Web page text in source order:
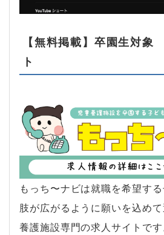
【無料掲載】卒園生対
ト
もっち〜ナビは就職を希望す
肢が広がるように願いを込め
養護施設専門の求人サイトで